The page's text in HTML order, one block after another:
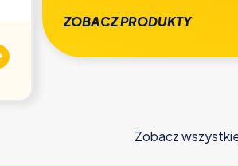
ZOBACZ PRODUKTY
Zobacz